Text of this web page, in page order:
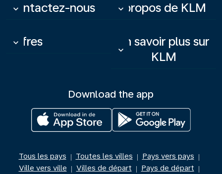
Contactez-nous
keyboard_arrow_down À propos de KLM
keyboard_arrow_down
Offres
keyboard_arrow_down
En savoir plus sur
KLM
keyboard_arrow_down
Download the app
Tous les pays | Toutes les villes | Pays vers pays |
Ville vers ville | Villes de départ | Pays de départ |